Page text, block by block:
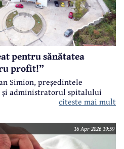
pentru sănătatea
profit!”
Simion, președintele
și administratorul spitalului
citeste mai mult
16 Apr 2026 19:59